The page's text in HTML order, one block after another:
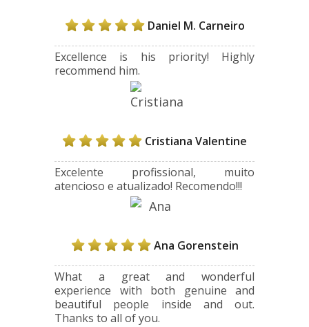
Daniel M. Carneiro
Excellence is his priority! Highly
recommend him.
Cristiana Valentine
Excelente profissional, muito
atencioso e atualizado! Recomendo!!!
Ana Gorenstein
What a great and wonderful
experience with both genuine and
beautiful people inside and out.
Thanks to all of you.